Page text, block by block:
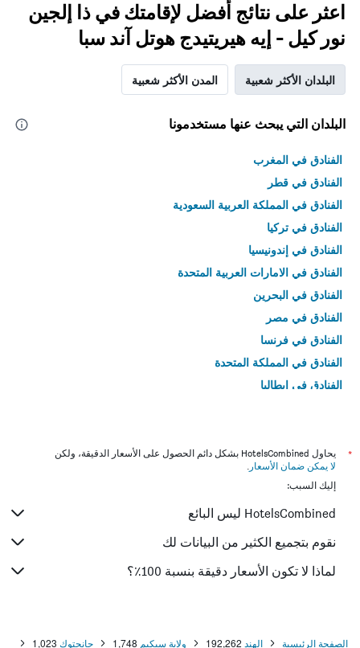
اعثر على نتائج أفضل لإقامتك في ذا إلجين
نور كيل - إيه هيريتيدج هوتل آند سبا
البلدان الأكثر شعبية المدن الأكثر شعبية
البلدان التي يبحث عنها مستخدمونا
الفنادق في المغرب
الفنادق في قطر
الفنادق في المملكة العربية السعودية
الفنادق في تركيا
الفنادق في إندونيسيا
الفنادق في الامارات العربية المتحدة
الفنادق في البحرين
الفنادق في مصر
الفنادق في فرنسا
الفنادق في المملكة المتحدة
الفنادق في إيطاليا
*
يحاول HotelsCombined بشكل دائم الحصول على الأسعار الدقيقة، ولكن
لا يمكن ضمان الأسعار .
إليك السبب:
HotelsCombined ليس البائع
نقوم بتجميع الكثير من البيانات لك
لماذا لا تكون الأسعار دقيقة بنسبة 100٪؟
الصفحة الرئيسية الهند 192,262 ولاية سيكيم 1,748 جانجتوك 1,023